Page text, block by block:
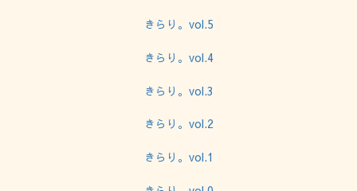
きらり。vol.5
きらり。vol.4
きらり。vol.3
きらり。vol.2
きらり。vol.1